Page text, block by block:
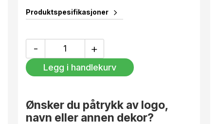
stå alene for å gi farge og varme til hjemmet
Sara Persson.
Produktspesifikasjoner
-
vase
vår
115
+
Legg i handlekurv
Ønsker du påtrykk av logo,
navn eller annen dekor?